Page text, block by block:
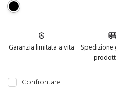
Garanzia limitata a vita
Spedizione
Confrontare